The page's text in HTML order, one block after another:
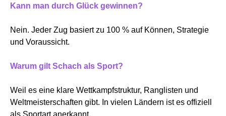
Kann man durch Glück gewinnen?
Nein. Jeder Zug basiert zu 100 % auf Können, Strategie
und Voraussicht.
Warum gilt Schach als Sport?
Weil es eine klare Wettkampfstruktur, Ranglisten und
Weltmeisterschaften gibt. In vielen Ländern ist es offiziell
als Sportart anerkannt.